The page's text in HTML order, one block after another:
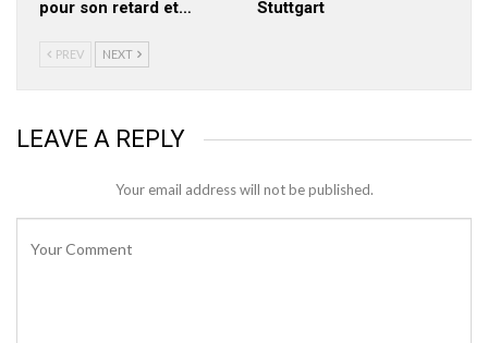
pour son retard et… Stuttgart
PREV NEXT
LEAVE A REPLY
Your email address will not be published.